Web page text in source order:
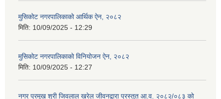
मुसिकोट नगरपालिकाको आर्थिक ऐन, २०८२
मिति: 10/09/2025 - 12:29
मुसिकोट नगरपालिकाको विनियोजन ऐन, २०८२
मिति: 10/09/2025 - 12:27
नगर प्रमुख श्री जिवलाल खरेल जीवनद्वारा प्रस्तुत आ.व. २०८२/०८३ को